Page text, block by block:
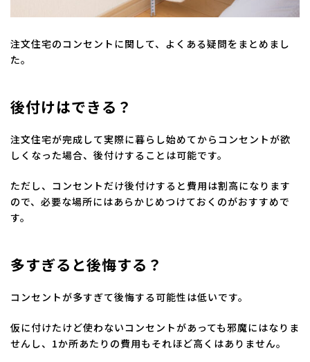
注文住宅のコンセントに関して、よくある疑問をまとめまし
た。
後付けはできる？
注文住宅が完成して実際に暮らし始めてからコンセントが欲
しくなった場合、後付けすることは可能です。
ただし、コンセントだけ後付けすると費用は割高になります
ので、必要な場所にはあらかじめつけておくのがおすすめで
す。
多すぎると後悔する？
コンセントが多すぎて後悔する可能性は低いです。
仮に付けたけど使わないコンセントがあっても邪魔にはなりま
せんし、1か所あたりの費用もそれほど高くはありません。